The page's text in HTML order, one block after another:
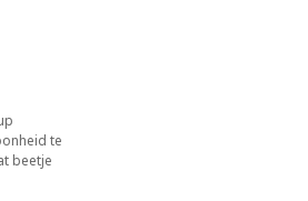
te
beetje